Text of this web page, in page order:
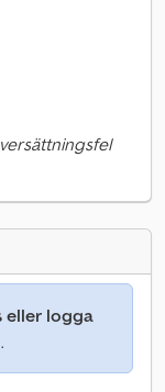
eller logga